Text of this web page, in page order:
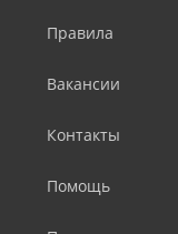
Правила
Вакансии
Контакты
Помощь